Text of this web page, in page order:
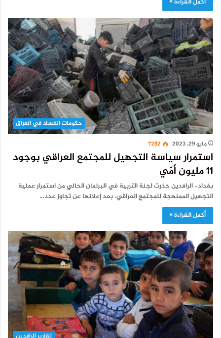
حكومات الفساد في العراق
مايو 29, 2023
1٬282
استمرار سياسة التجهيل للمجتمع العراقي بوجود
11 مليون أمّي
بغداد- الرافدين حذرت لجنة التربية في البرلمان الحالي من استمرار عملية
التجهيل الممنهجة للمجتمع العراقي، بعد إعلانها عن تجاوز عدد…
أكمل القراءة »